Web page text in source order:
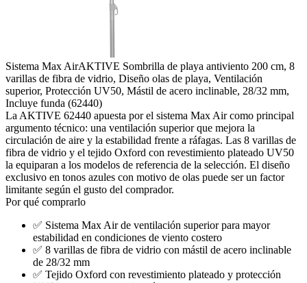
Sistema Max AirAKTIVE Sombrilla de playa antiviento 200 cm, 8
varillas de fibra de vidrio, Diseño olas de playa, Ventilación
superior, Protección UV50, Mástil de acero inclinable, 28/32 mm,
Incluye funda (62440)
La AKTIVE 62440 apuesta por el sistema Max Air como principal
argumento técnico: una ventilación superior que mejora la
circulación de aire y la estabilidad frente a ráfagas. Las 8 varillas de
fibra de vidrio y el tejido Oxford con revestimiento plateado UV50
la equiparan a los modelos de referencia de la selección. El diseño
exclusivo en tonos azules con motivo de olas puede ser un factor
limitante según el gusto del comprador.
Por qué comprarlo
✅ Sistema Max Air de ventilación superior para mayor
estabilidad en condiciones de viento costero
✅ 8 varillas de fibra de vidrio con mástil de acero inclinable
de 28/32 mm
✅ Tejido Oxford con revestimiento plateado y protección